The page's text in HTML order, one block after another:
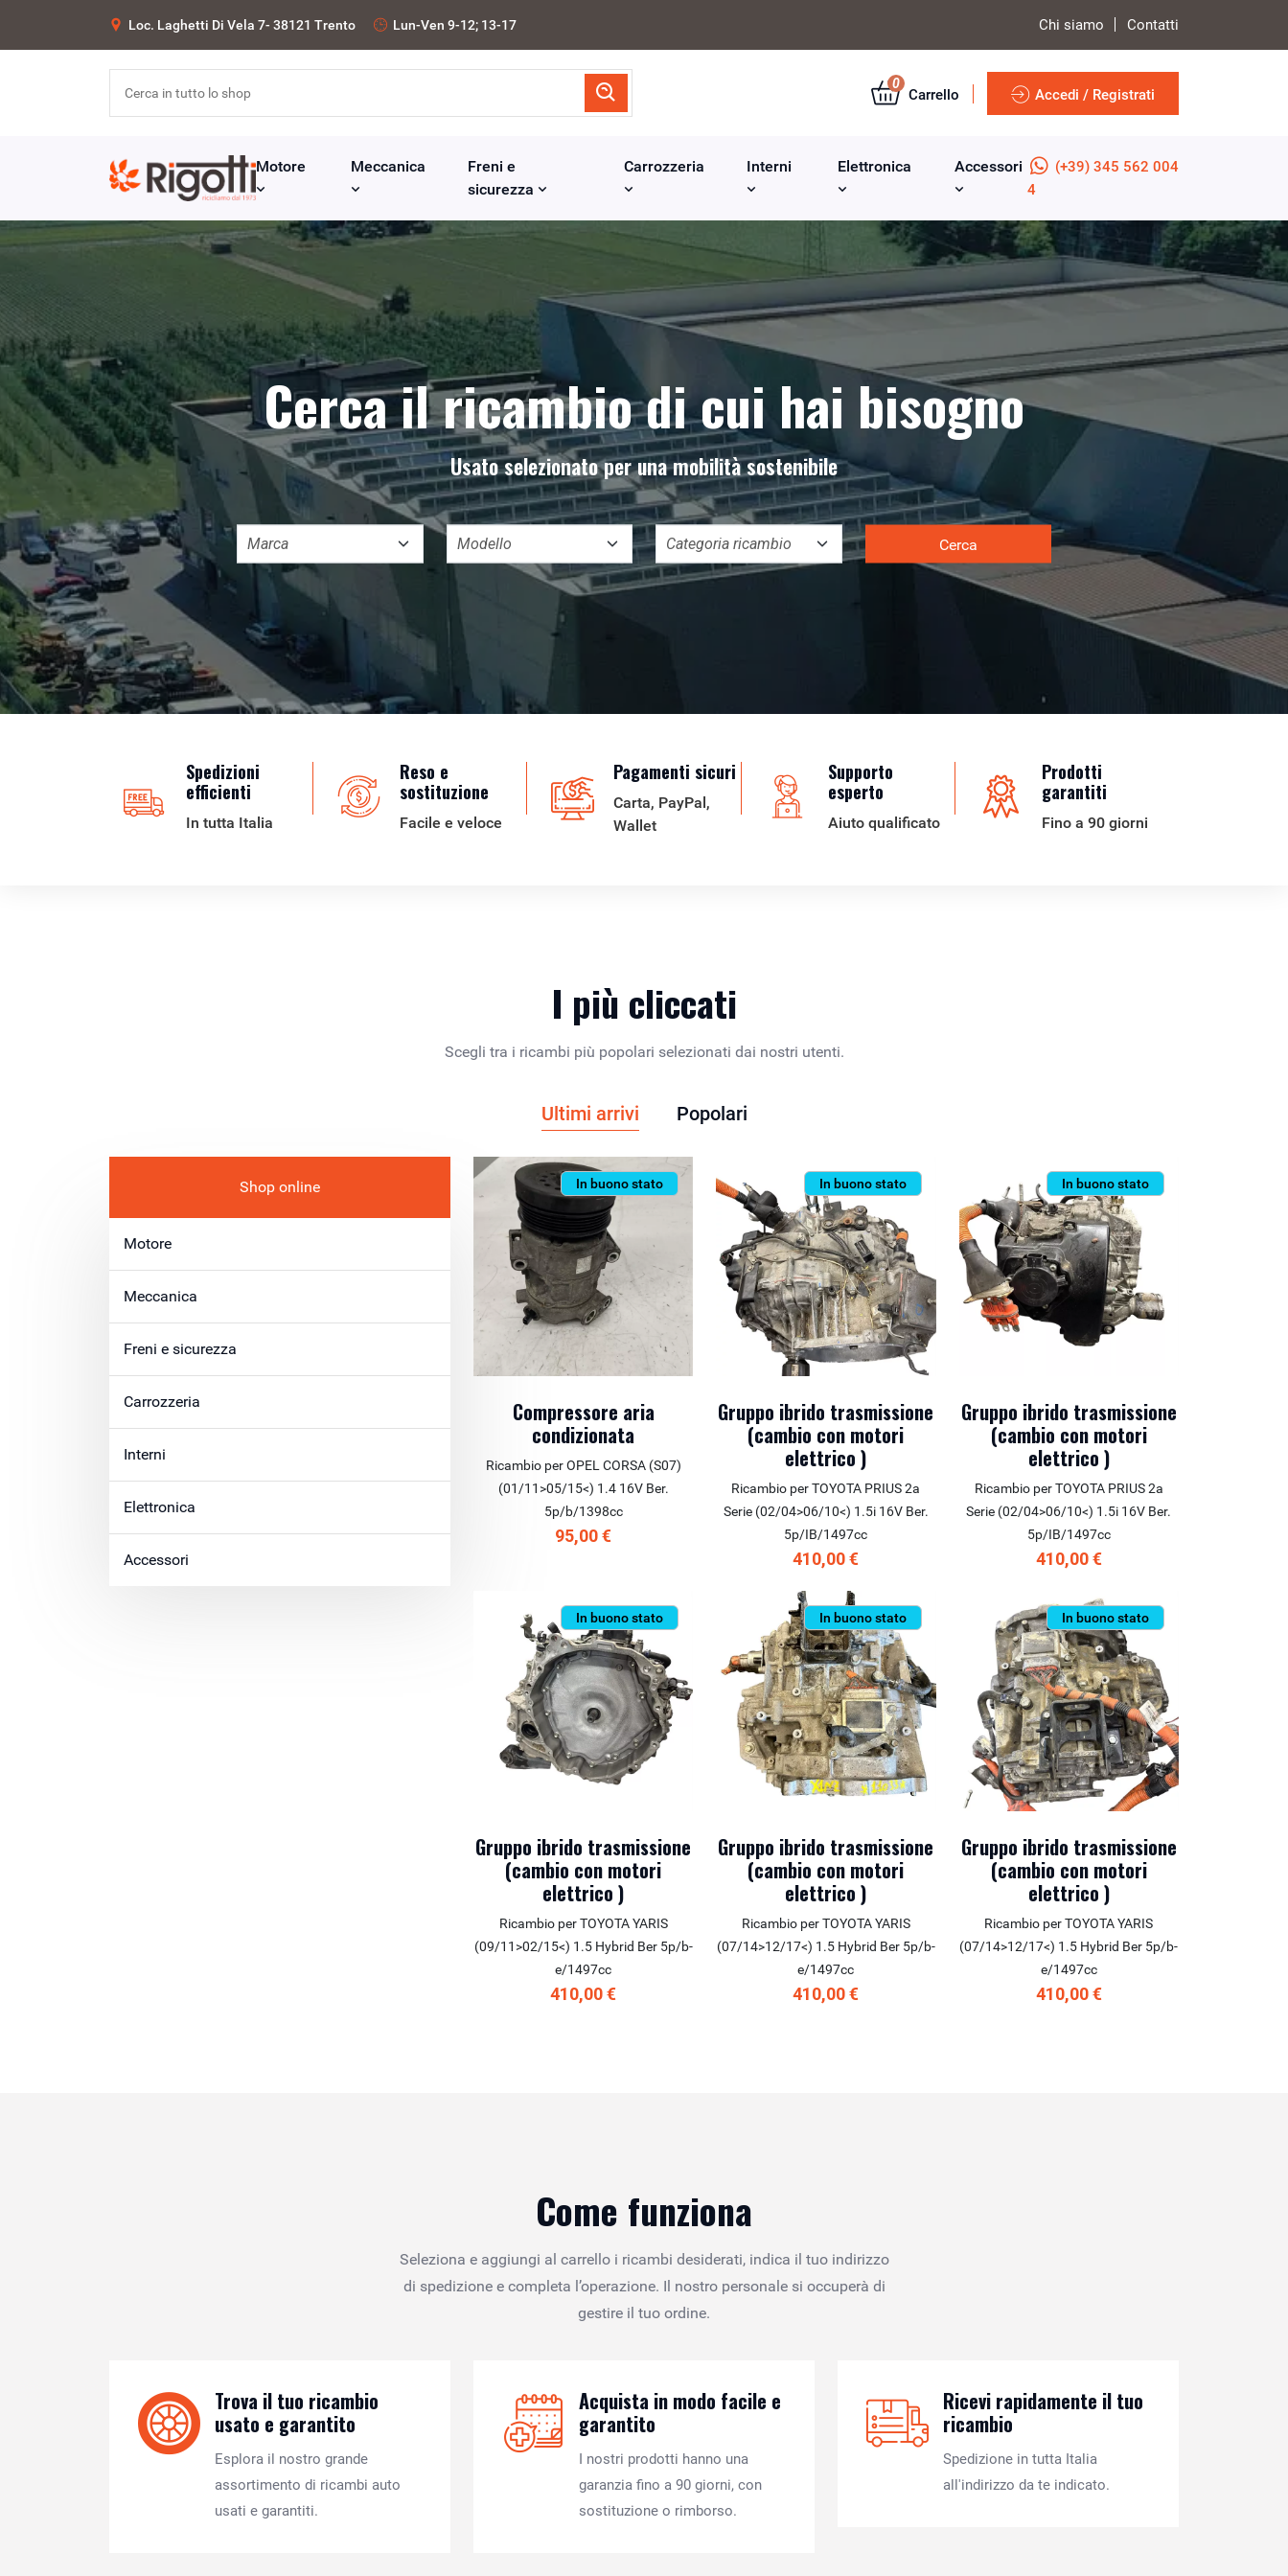
Loc. Laghetti Di Vela 7- 38121 Trento Lun-Ven 9-12; 13-17 Chi siamo Contatti
0
Carrello Accedi / Registrati
Motore Meccanica
Freni e
sicurezza
Carrozzeria Interni Elettronica Accessori
(+39) 345 562 004
4
Cerca il ricambio di cui hai bisogno
Usato selezionato per una mobilità sostenibile
Cerca
Spedizioni
efficienti
In tutta Italia
Reso e
sostituzione
Facile e veloce
Pagamenti sicuri
Carta, PayPal,
Wallet
Supporto
esperto
Aiuto qualificato
Prodotti
garantiti
Fino a 90 giorni
I più cliccati
Scegli tra i ricambi più popolari selezionati dai nostri utenti.
Ultimi arrivi Popolari
Shop online
Motore
Meccanica
Freni e sicurezza
Carrozzeria
Interni
Elettronica
Accessori
In buono stato
Compressore aria
condizionata
Ricambio per OPEL CORSA (S07)
(01/11>05/15<) 1.4 16V Ber.
5p/b/1398cc
95,00 €
In buono stato
Gruppo ibrido trasmissione
(cambio con motori
elettrico )
Ricambio per TOYOTA PRIUS 2a
Serie (02/04>06/10<) 1.5i 16V Ber.
5p/IB/1497cc
410,00 €
In buono stato
Gruppo ibrido trasmissione
(cambio con motori
elettrico )
Ricambio per TOYOTA PRIUS 2a
Serie (02/04>06/10<) 1.5i 16V Ber.
5p/IB/1497cc
410,00 €
In buono stato
Gruppo ibrido trasmissione
(cambio con motori
elettrico )
Ricambio per TOYOTA YARIS
(09/11>02/15<) 1.5 Hybrid Ber 5p/b-
e/1497cc
410,00 €
In buono stato
Gruppo ibrido trasmissione
(cambio con motori
elettrico )
Ricambio per TOYOTA YARIS
(07/14>12/17<) 1.5 Hybrid Ber 5p/b-
e/1497cc
410,00 €
In buono stato
Gruppo ibrido trasmissione
(cambio con motori
elettrico )
Ricambio per TOYOTA YARIS
(07/14>12/17<) 1.5 Hybrid Ber 5p/b-
e/1497cc
410,00 €
Come funziona
Seleziona e aggiungi al carrello i ricambi desiderati, indica il tuo indirizzo
di spedizione e completa l’operazione. Il nostro personale si occuperà di
gestire il tuo ordine.
Trova il tuo ricambio
usato e garantito
Esplora il nostro grande
assortimento di ricambi auto
usati e garantiti.
Acquista in modo facile e
garantito
I nostri prodotti hanno una
garanzia fino a 90 giorni, con
sostituzione o rimborso.
Ricevi rapidamente il tuo
ricambio
Spedizione in tutta Italia
all'indirizzo da te indicato.